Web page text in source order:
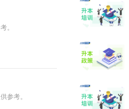
。
参考。